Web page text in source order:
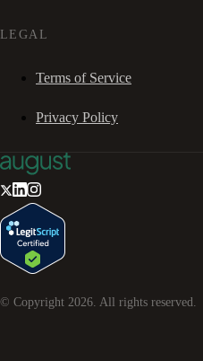
LEGAL
Terms of Service
Privacy Policy
© Copyright 2026 . All rights reserved.